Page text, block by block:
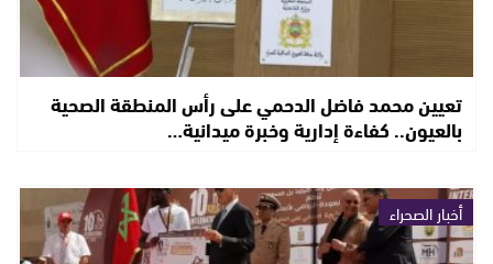
تعيين محمد فاضل الدحمي على رأس المنطقة الصحية
بالعيون.. كفاءة إدارية وخبرة ميدانية…
أخبار الصحراء